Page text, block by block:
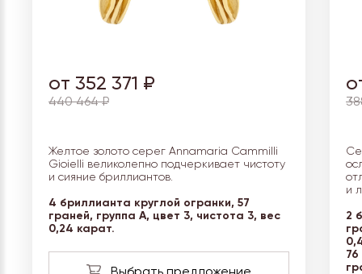
от 352 371 ₽
440 464 ₽
Желтое золото серег Annamaria Cammilli
Gioielli великолепно подчеркивает чистоту
и сияние бриллиантов.
4 бриллианта круглой огранки, 57
граней, группа А, цвет 3, чистота 3, вес
0,24 карат.
и
2